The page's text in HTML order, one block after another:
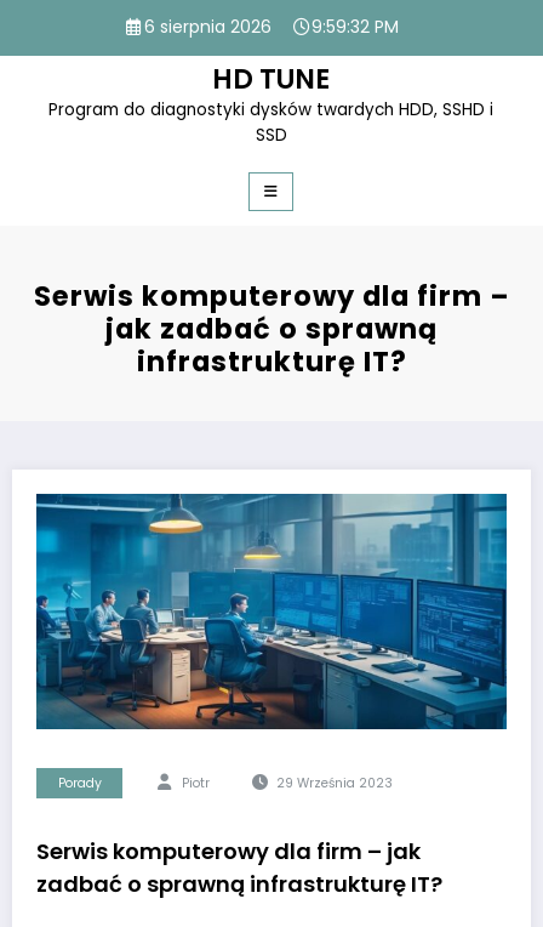
content
6 sierpnia 2026 9:59:34 PM
HD TUNE
Program do diagnostyki dysków twardych HDD, SSHD i
SSD
Serwis komputerowy dla firm –
jak zadbać o sprawną
infrastrukturę IT?
Porady Piotr 29 Września 2023
Serwis komputerowy dla firm – jak
zadbać o sprawną infrastrukturę IT?